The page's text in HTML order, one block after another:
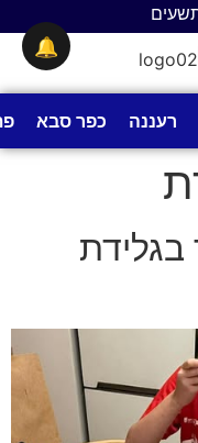
רעננה כפר סבא
בגלידת
🔔